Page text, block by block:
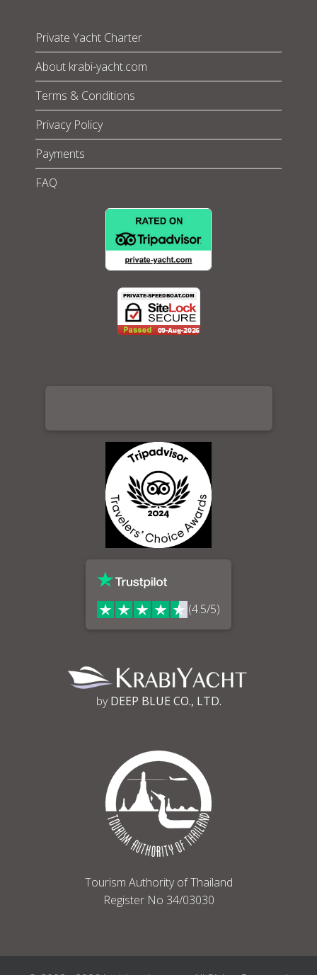
Private Yacht Charter
About krabi-yacht.com
Terms & Conditions
Privacy Policy
Payments
FAQ
(4.5/5)
byDEEP BLUE CO., LTD.
Tourism Authority of Thailand
Register No 34/03030